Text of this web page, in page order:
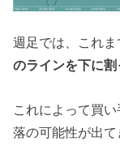
週足では、これま
のラインを下に割
これによって買
落の可能性が出て